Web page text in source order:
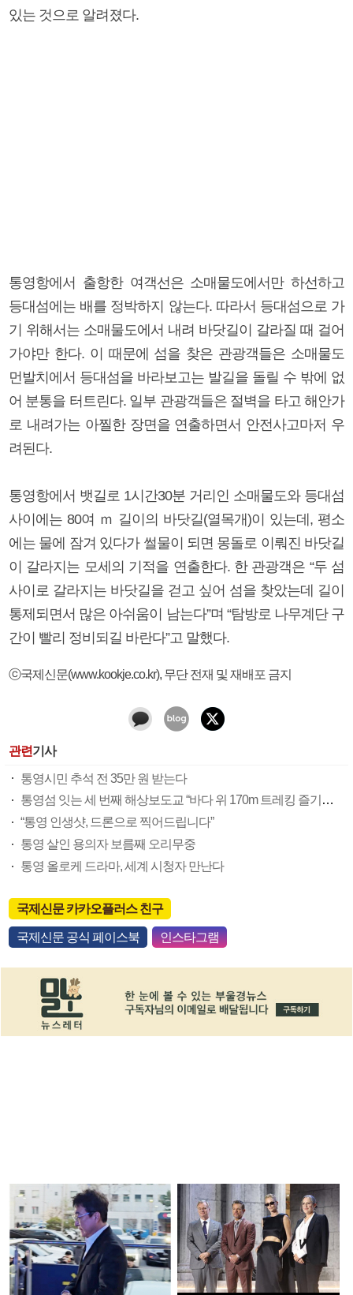
있는 것으로 알려졌다.
통영항에서 출항한 여객선은 소매물도에서만 하선하고
등대섬에는 배를 정박하지 않는다. 따라서 등대섬으로 가
기 위해서는 소매물도에서 내려 바닷길이 갈라질 때 걸어
가야만 한다. 이 때문에 섬을 찾은 관광객들은 소매물도
먼발치에서 등대섬을 바라보고는 발길을 돌릴 수 밖에 없
어 분통을 터트린다. 일부 관광객들은 절벽을 타고 해안가
로 내려가는 아찔한 장면을 연출하면서 안전사고마저 우
려된다.
통영항에서 뱃길로 1시간30분 거리인 소매물도와 등대섬
사이에는 80여 ｍ 길이의 바닷길(열목개)이 있는데, 평소
에는 물에 잠겨 있다가 썰물이 되면 몽돌로 이뤄진 바닷길
이 갈라지는 모세의 기적을 연출한다. 한 관광객은 “두 섬
사이로 갈라지는 바닷길을 걷고 싶어 섬을 찾았는데 길이
통제되면서 많은 아쉬움이 남는다”며 “탐방로 나무계단 구
간이 빨리 정비되길 바란다”고 말했다.
ⓒ국제신문(www.kookje.co.kr), 무단 전재 및 재배포 금지
관련기사
통영시민 추석 전 35만 원 받는다
통영섬 잇는 세 번째 해상보도교 “바다 위 170m 트레킹 즐기세요”
“통영 인생샷, 드론으로 찍어드립니다”
통영 살인 용의자 보름째 오리무중
통영 올로케 드라마, 세계 시청자 만난다
국제신문 카카오플러스 친구
국제신문 공식 페이스북 인스타그램